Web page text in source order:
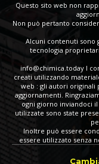
Questo sito web non
Non può pertanto
Alcuni contenuti sono
tecnologia
info@chimica.todayI
creati utilizzando
web : gli autori originali
aggiornamenti.
ogni giorno inviandoci
utilizzate sono state
Inoltre può essere
essere utilizzato senza